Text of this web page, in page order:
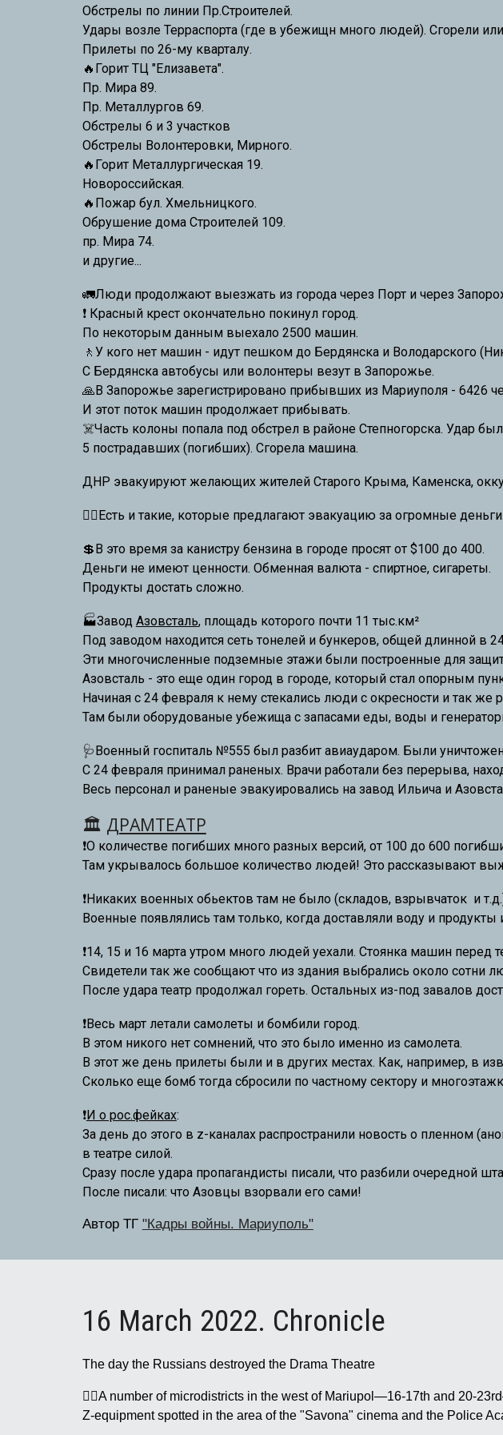
Обстрелы по линии Пр.Строителей.
Удары возле Терраспорта (где в убежищн много людей). Сгорели
Прилеты по 26-му кварталу.
🔥Горит ТЦ "Елизавета".
Пр. Мира 89.
Пр. Металлургов 69.
Обстрелы 6 и 3 участков
Обстрелы Волонтеровки, Мирного.
🔥 Горит Металлургическая 19.
Новороссийская.
🔥 Пожар бул. Хмельницкого.
Обрушение дома Строителей 109.
пр. Мира 74.
и другие...
🚛Люди продолжают выезжать из города через Порт и через
❗ Красный крест окончательно покинул город.
По некоторым данным выехало 2500 машин.
🚶У кого нет машин - идут пешком до Бердянска и Володарского
С Бердянска автобусы или волонтеры везут в Запорожье.
🙏В Запорожье зарегистрировано прибывших из Мариуполя - 6426
И этот поток машин продолжает прибывать.
☠️Часть колоны попала под обстрел в районе Степногорска. Удар
5 пострадавших (погибших). Сгорела машина.
ДНР эвакуируют желающих жителей Старого Крыма, Каменска,
🏴‍☠️Есть и такие, которые предлагают эвакуацию за огромные деньги.
💲В это время за канистру бензина в городе просят от $100 до 400.
Деньги не имеют ценности. Обменная валюта - спиртное, сигареты.
Продукты достать сложно.
🏭Завод Азовсталь, площадь которого почти 11 тыс.км²
Под заводом находится сеть тонелей и бункеров, общей длинной в
Эти многочисленные подземные этажи были построенные для
Азовсталь - это еще один город в городе, который стал опорным
Начиная с 24 февраля к нему стекались люди с окресности и так же
Там были оборудованые убежища с запасами еды, воды и
🩺Военный госпиталь №555 был разбит авиаударом. Были
С 24 февраля принимал раненых. Врачи работали без перерыва,
Весь персонал и раненые эвакуировались на завод Ильича и
🏛️ ДРАМТЕАТР
❗О количестве погибших много разных версий, от 100 до 600
Там укрывалось большое количество людей! Это рассказывают
❗Никаких военных обьектов там не было (складов, взрывчаток и
Военные появлялись там только, когда доставляли воду и
❗14, 15 и 16 марта утром много людей уехали. Стоянка машин перед
Свидетели так же сообщают что из здания выбрались около сотни
После удара театр продолжал гореть. Остальных из-под завалов
❗Весь март летали самолеты и бомбили город.
В этом никого нет сомнений, что это было именно из самолета.
В этот же день прилеты были и в других местах. Как, например, в
Сколько еще бомб тогда сбросили по частному сектору и
❗И о рос.фейках:
За день до этого в z-каналах распространили новость о пленном
в театре силой.
Сразу после удара пропагандисты писали, что разбили очередной
После писали: что Азовцы взорвали его сами!
Автор ТГ "Кадры войны. Мариуполь"
16 March 2022. Chronicle
The day the Russians destroyed the Drama Theatre
🏴‍☠️A number of microdistricts in the west of Mariupol—16-17th and 20-
Z-equipment spotted in the area of the "Savona" cinema and the Police